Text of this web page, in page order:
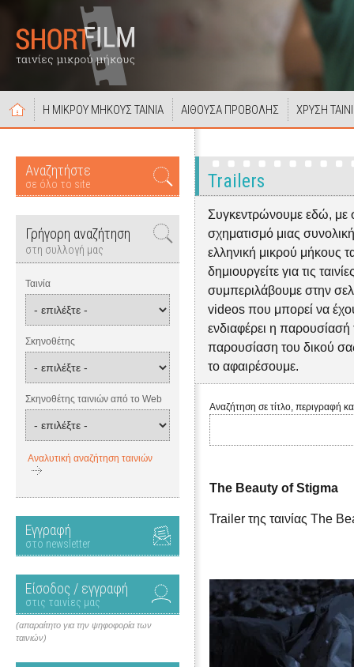
Η ΜΙΚΡΟΥ ΜΗΚΟΥΣ ΤΑΙΝΙΑ ΑΙΘΟΥΣΑ ΠΡΟΒΟΛΗΣ ΧΡΥΣΗ
Αναζητήστε
σε όλο το site
Γρήγορη αναζήτηση
στη συλλογή μας
Ταινία
Σκηνοθέτης
Σκηνοθέτης ταινιών από το Web
Αναλυτική αναζήτηση ταινιών
Εγγραφή
στο newsletter
Είσοδος / εγγραφή
στις ταινίες μας
(απαραίτητο για την ψηφοφορία των
ταινιών)
Trailers
Συγκεντρώνουμε εδώ, με
σχηματισμό μιας
ελληνική μικρού μήκους
δημιουργείτε για τις
συμπεριλάβουμε στην
videos που μπορεί να
ενδιαφέρει η παρουσίασή
παρουσίαση του δικού
το αφαιρέσουμε.
Αναζήτηση σε τίτλο, περιγραφή
The Beauty of Stigma
Trailer της ταινίας The